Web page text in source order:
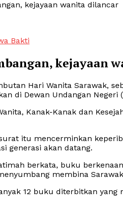
kejayaan wanita dilancar
Bakti
kejayaan
Hari Wanita Sarawak,
di Dewan Undangan
Kanak-Kanak dan
itu mencerminkan
generasi akan datang.
berkata, buku
membina
12 buku diterbitkan